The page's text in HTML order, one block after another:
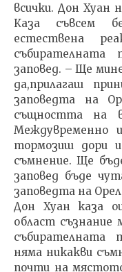
всички. Дон Хуан
Каза съвсем
естествена
заповед. – Ще
да,прила­гаш
заповедта на
същността на
Междувременно
тормозиш дори
съмнение. Ще
заповед бъде
заповедта на
Дон Хуан каза
област съзнание
събирателната
няма никакви
почти на